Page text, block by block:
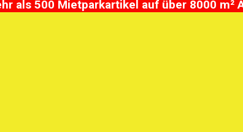
als 500 Mietparkartikel auf über 8000 m²